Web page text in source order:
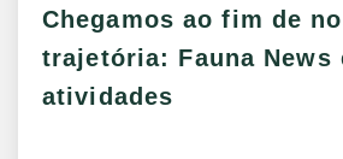
Chegamos ao fim de
trajetória: Fauna News
atividades